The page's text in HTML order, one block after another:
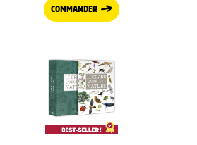
COMMANDER